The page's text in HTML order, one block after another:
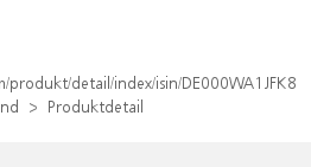
produkt/detail/index/isin/DE000WA1JFK8
Produktdetail